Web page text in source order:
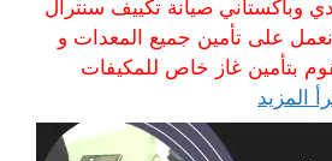
وباكستاني صيانة تكييف سنترال
نعمل على تأمين جميع المعدات و
بتأمين غاز خاص للمكيفات
المزيد